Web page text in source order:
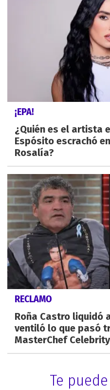
¡EPA!
¿Quién es el artista
Espósito escrachó
Rosalía?
RECLAMO
Roña Castro liquidó
ventiló lo que pasó
MasterChef Celebrity
Te